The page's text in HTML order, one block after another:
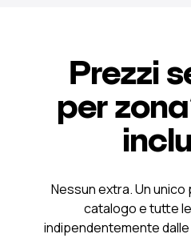
Prezzi
per
Nessun extra. Un unico
catalogo e tutte
indipendentemente